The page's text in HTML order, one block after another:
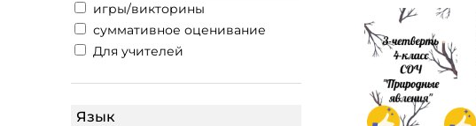
игры/викторины
суммативное оценивание
Для учителей
Язык